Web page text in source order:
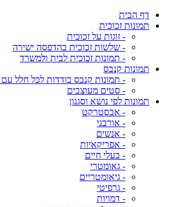
דף הבית
תמונות זכוכית
- זוגות על זכוכית
- שלשות זכוכית בהדפסה ישירה
- תמונות זכוכית לבית ולמשרד
תמונות קנבס
- תמונות קנבס בודדות לכל חלל
- סטים מעוצבים
תמונות לפי נושא וסגנון
- אבסטרקט
- אורבני
- אנשים
- אפריקאיות
- בעלי חיים
- גאומטרי
- גיאומטריים
- גרפיטי
- דמויות